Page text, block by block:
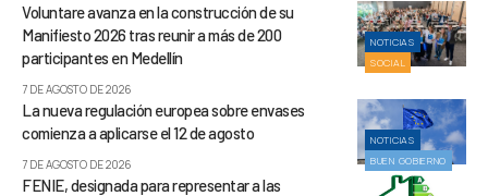
NOTICIAS
SOCIAL
Voluntare avanza en la construcción de su
Manifiesto 2026 tras reunir a más de 200
participantes en Medellín
7 DE AGOSTO DE 2026
NOTICIAS
BUEN GOBIERNO
La nueva regulación europea sobre envases
comienza a aplicarse el 12 de agosto
7 DE AGOSTO DE 2026
FENIE, designada para representar a las